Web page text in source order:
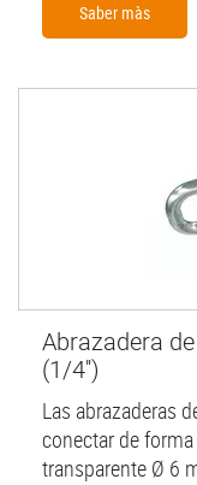
Saber màs
Abrazadera
(1/4'')
Las abrazaderas
conectar de
transparente Ø 6